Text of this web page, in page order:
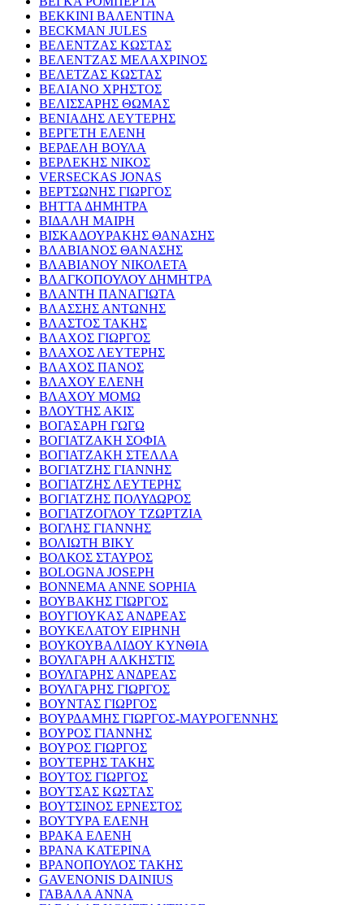
ΒΕΚΚΙΝΙ ΒΑΛΕΝΤΙΝΑ
BECKMAN JULES
ΒΕΛΕΝΤΖΑΣ ΚΩΣΤΑΣ
ΒΕΛΕΝΤΖΑΣ ΜΕΛΑΧΡΙΝΟΣ
ΒΕΛΕΤΖΑΣ ΚΩΣΤΑΣ
ΒΕΛΙΑΝΟ ΧΡΗΣΤΟΣ
ΒΕΛΙΣΣΑΡΗΣ ΘΩΜΑΣ
ΒΕΝΙΑΔΗΣ ΛΕΥΤΕΡΗΣ
ΒΕΡΓΕΤΗ ΕΛΕΝΗ
ΒΕΡΔΕΛΗ ΒΟΥΛΑ
ΒΕΡΛΕΚΗΣ ΝΙΚΟΣ
VERSECKAS JONAS
ΒΕΡΤΣΩΝΗΣ ΓΙΩΡΓΟΣ
ΒΗΤΤΑ ΔΗΜΗΤΡΑ
ΒΙΔΑΛΗ ΜΑΙΡΗ
ΒΙΣΚΑΔΟΥΡΑΚΗΣ ΘΑΝΑΣΗΣ
ΒΛΑΒΙΑΝΟΣ ΘΑΝΑΣΗΣ
ΒΛΑΒΙΑΝΟΥ ΝΙΚΟΛΕΤΑ
ΒΛΑΓΚΟΠΟΥΛΟΥ ΔΗΜΗΤΡΑ
ΒΛΑΝΤΗ ΠΑΝΑΓΙΩΤΑ
ΒΛΑΣΣΗΣ ΑΝΤΩΝΗΣ
ΒΛΑΣΤΟΣ ΤΑΚΗΣ
ΒΛΑΧΟΣ ΓΙΩΡΓΟΣ
ΒΛΑΧΟΣ ΛΕΥΤΕΡΗΣ
ΒΛΑΧΟΣ ΠΑΝΟΣ
ΒΛΑΧΟΥ ΕΛΕΝΗ
ΒΛΑΧΟΥ ΜΟΜΩ
ΒΛΟΥΤΗΣ ΑΚΙΣ
ΒΟΓΑΣΑΡΗ ΓΩΓΩ
ΒΟΓΙΑΤΖΑΚΗ ΣΟΦΙΑ
ΒΟΓΙΑΤΖΑΚΗ ΣΤΕΛΛΑ
ΒΟΓΙΑΤΖΗΣ ΓΙΑΝΝΗΣ
ΒΟΓΙΑΤΖΗΣ ΛΕΥΤΕΡΗΣ
ΒΟΓΙΑΤΖΗΣ ΠΟΛΥΔΩΡΟΣ
ΒΟΓΙΑΤΖΟΓΛΟΥ ΤΖΩΡΤΖΙΑ
ΒΟΓΛΗΣ ΓΙΑΝΝΗΣ
ΒΟΛΙΩΤΗ ΒΙΚΥ
ΒΟΛΚΟΣ ΣΤΑΥΡΟΣ
BOLOGNA JOSEPH
BONNEMA ANNE SOPHIA
ΒΟΥΒΑΚΗΣ ΓΙΩΡΓΟΣ
ΒΟΥΓΙΟΥΚΑΣ ΑΝΔΡΕΑΣ
ΒΟΥΚΕΛΑΤΟΥ ΕΙΡΗΝΗ
ΒΟΥΚΟΥΒΑΛΙΔΟΥ ΚΥΝΘΙΑ
ΒΟΥΛΓΑΡΗ ΑΛΚΗΣΤΙΣ
ΒΟΥΛΓΑΡΗΣ ΑΝΔΡΕΑΣ
ΒΟΥΛΓΑΡΗΣ ΓΙΩΡΓΟΣ
ΒΟΥΝΤΑΣ ΓΙΩΡΓΟΣ
ΒΟΥΡΔΑΜΗΣ ΓΙΩΡΓΟΣ-ΜΑΥΡΟΓΕΝΝΗΣ
ΒΟΥΡΟΣ ΓΙΑΝΝΗΣ
ΒΟΥΡΟΣ ΓΙΩΡΓΟΣ
ΒΟΥΤΕΡΗΣ ΤΑΚΗΣ
ΒΟΥΤΟΣ ΓΙΩΡΓΟΣ
ΒΟΥΤΣΑΣ ΚΩΣΤΑΣ
ΒΟΥΤΣΙΝΟΣ ΕΡΝΕΣΤΟΣ
ΒΟΥΤΥΡΑ ΕΛΕΝΗ
ΒΡΑΚΑ ΕΛΕΝΗ
ΒΡΑΝΑ ΚΑΤΕΡΙΝΑ
ΒΡΑΝΟΠΟΥΛΟΣ ΤΑΚΗΣ
GAVENONIS DAINIUS
ΓΑΒΑΛΑ ΑΝΝΑ